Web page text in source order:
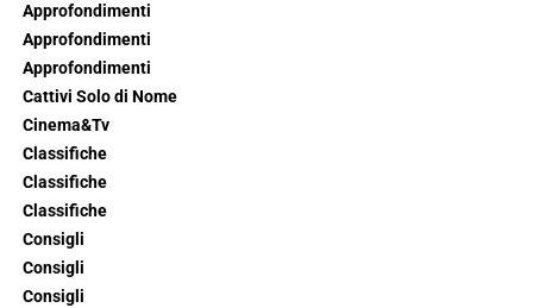
Approfondimenti
Approfondimenti
Approfondimenti
Cattivi Solo di Nome
Cinema&Tv
Classifiche
Classifiche
Classifiche
Consigli
Consigli
Consigli